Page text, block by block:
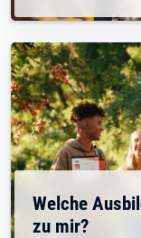
Welche
zu mir?